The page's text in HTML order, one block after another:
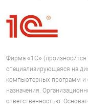
Фирма «1С»
специализирующаяся на
компьютерных программ и
назначения.
ответственностью.